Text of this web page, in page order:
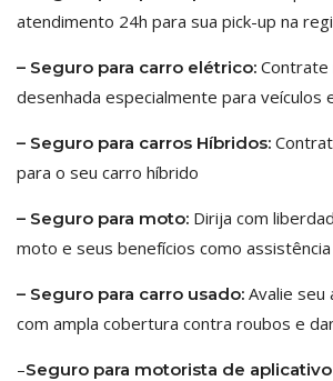
atendimento 24h para sua pick-up na
– Seguro para carro elétrico: Contrate
desenhada especialmente para veículos
– Seguro para carros Híbridos:
para o seu carro híbrido
– Seguro para moto: Dirija com
moto e seus benefícios como assistência
– Seguro para carro usado: Avalie seu
com ampla cobertura contra roubos e
–Seguro para motorista de aplicativo